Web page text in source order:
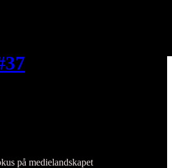
på medielandskapet